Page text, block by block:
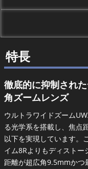
特長
徹底的に抑制され
角ズームレンズ
ウルトラワイドズーム
る光学系を搭載し、焦点
以下を実現しています。
イム8Rよりもディスト
距離が超広角9.5mmかつ